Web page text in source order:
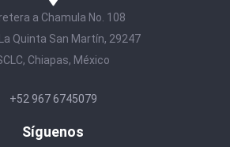
a Chamula No. 108
Quinta San Martín, 29247
Chiapas, México
+52 967 6745079
Síguenos